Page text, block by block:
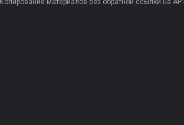
Копирование материалов без обратной ссылки на